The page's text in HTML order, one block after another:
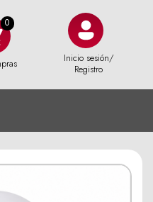
Inicio sesión/
Registro